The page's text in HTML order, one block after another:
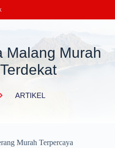
Malang Murah
ARTIKEL